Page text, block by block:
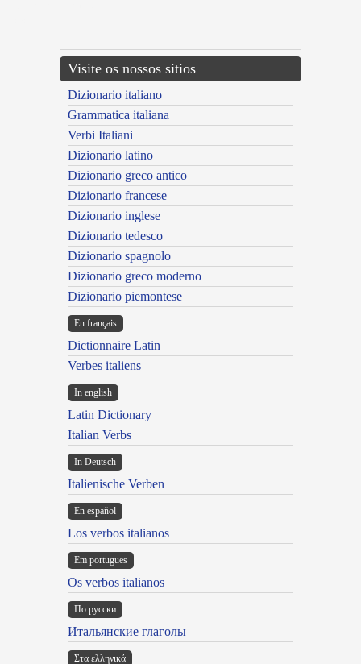
Visite os nossos sitios
Dizionario italiano
Grammatica italiana
Verbi Italiani
Dizionario latino
Dizionario greco antico
Dizionario francese
Dizionario inglese
Dizionario tedesco
Dizionario spagnolo
Dizionario greco moderno
Dizionario piemontese
En français
Dictionnaire Latin
Verbes italiens
In english
Latin Dictionary
Italian Verbs
In Deutsch
Italienische Verben
En español
Los verbos italianos
Em portugues
Os verbos italianos
По русски
Итальянские глаголы
Στα ελληνικά